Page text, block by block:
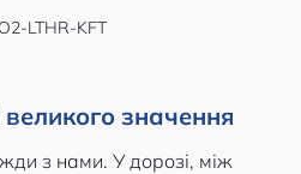
великого значення
з нами. У дорозі, між